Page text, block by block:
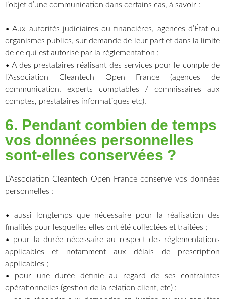
l’objet d’une communication dans certains cas, à savoir :
• Aux autorités judiciaires ou financières, agences d’État ou
organismes publics, sur demande de leur part et dans la limite
de ce qui est autorisé par la réglementation ;
• A des prestataires réalisant des services pour le compte de
l’Association Cleantech Open France (agences de
communication, experts comptables / commissaires aux
comptes, prestataires informatiques etc).
6. Pendant combien de temps
vos données personnelles
sont-elles conservées ?
L’Association Cleantech Open France conserve vos données
personnelles :
• aussi longtemps que nécessaire pour la réalisation des
finalités pour lesquelles elles ont été collectées et traitées ;
• pour la durée nécessaire au respect des réglementations
applicables et notamment aux délais de prescription
applicables ;
• pour une durée définie au regard de ses contraintes
opérationnelles (gestion de la relation client, etc) ;